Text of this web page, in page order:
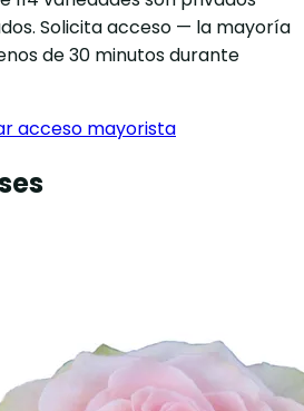
Solicita acceso — la mayoría
de 30 minutos durante
acceso mayorista